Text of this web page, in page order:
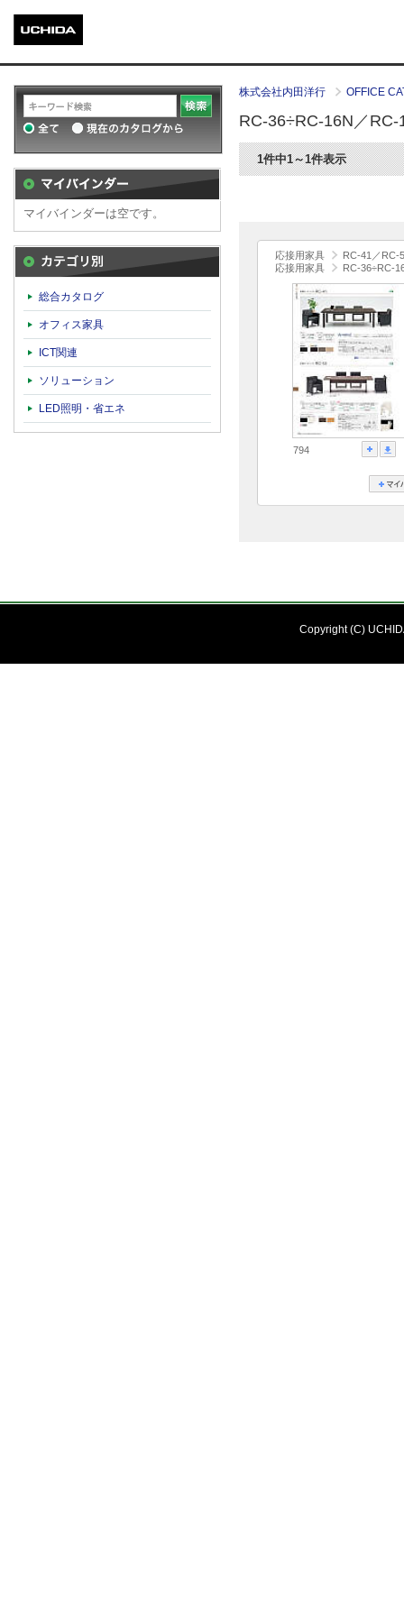
株式会社内田洋行 OFFICE
RC-36÷RC-16N／RC-
1件中1～1件表示
応接用家具
RC-41／RC-
応接用家具
RC-36÷RC-
794
マイバインダーは空です。
総合カタログ
オフィス家具
ICT関連
ソリューション
LED照明・省エネ
Copyright (C)